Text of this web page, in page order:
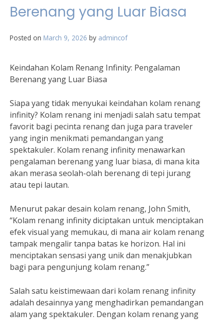
Berenang yang Luar Biasa
Posted on March 9, 2026 by admincof
Keindahan Kolam Renang Infinity: Pengalaman
Berenang yang Luar Biasa
Siapa yang tidak menyukai keindahan kolam renang
infinity? Kolam renang ini menjadi salah satu tempat
favorit bagi pecinta renang dan juga para traveler
yang ingin menikmati pemandangan yang
spektakuler. Kolam renang infinity menawarkan
pengalaman berenang yang luar biasa, di mana kita
akan merasa seolah-olah berenang di tepi jurang
atau tepi lautan.
Menurut pakar desain kolam renang, John Smith,
“Kolam renang infinity diciptakan untuk menciptakan
efek visual yang memukau, di mana air kolam renang
tampak mengalir tanpa batas ke horizon. Hal ini
menciptakan sensasi yang unik dan menakjubkan
bagi para pengunjung kolam renang.”
Salah satu keistimewaan dari kolam renang infinity
adalah desainnya yang menghadirkan pemandangan
alam yang spektakuler. Dengan kolam renang yang